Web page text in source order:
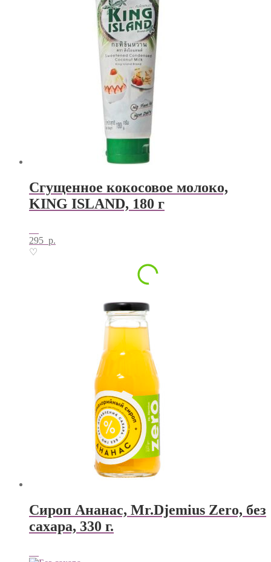
Сгущенное кокосовое молоко,
KING ISLAND, 180 г
295 р.
♡
Сироп Ананас, Mr.Djemius Zero, без
сахара, 330 г.